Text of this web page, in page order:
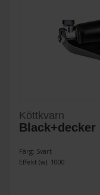
Köttkvarn
Black+decker
Färg: Svart
Effekt (w): 1000